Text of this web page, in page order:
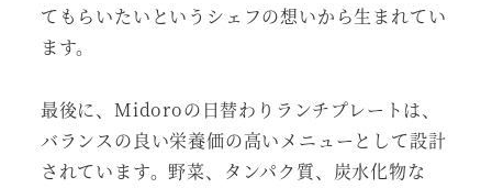
てもらいたいというシェフの想いから生まれてい
ます。
最後に、Midoroの日替わりランチプレートは、
バランスの良い栄養価の高いメニューとして設計
されています。野菜、タンパク質、炭水化物な